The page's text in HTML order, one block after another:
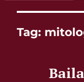
Tag: